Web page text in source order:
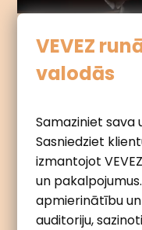
VEVEZ
valodās
Samaziniet sava
Sasniedziet
izmantojot
un
apmierinātību
auditoriju,